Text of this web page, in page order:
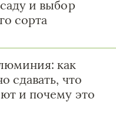
и выбор
сорта
как
сдавать, что
и почему это